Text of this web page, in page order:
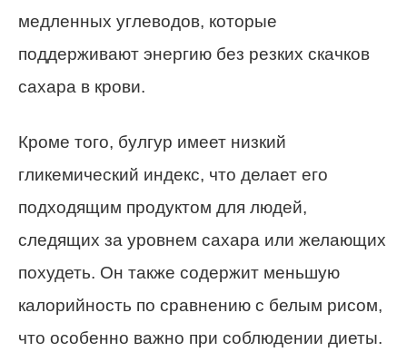
медленных углеводов, которые
поддерживают энергию без резких скачков
сахара в крови.
Кроме того, булгур имеет низкий
гликемический индекс, что делает его
подходящим продуктом для людей,
следящих за уровнем сахара или желающих
похудеть. Он также содержит меньшую
калорийность по сравнению с белым рисом,
что особенно важно при соблюдении диеты.